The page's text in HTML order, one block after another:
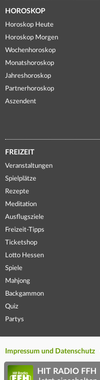
HOROSKOP
Horoskop Heute
Horoskop Morgen
Wochenhoroskop
Monatshoroskop
Jahreshoroskop
Partnerhoroskop
Aszendent
FREIZEIT
Veranstaltungen
Spielplätze
Rezepte
Meditation
Ausflugsziele
Freizeit-Tipps
Ticketshop
Lotto Hessen
Spiele
Mahjong
Backgammon
Quiz
Partys
Impressum und Datenschutz
HIT RADIO FFH